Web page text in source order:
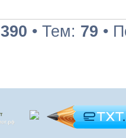
390 • Тем: 79 •